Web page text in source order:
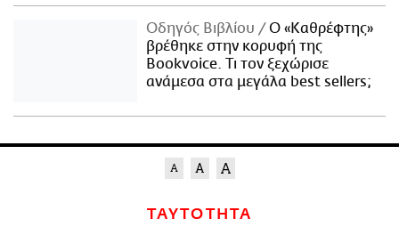
Οδηγός Βιβλίου
Ο «Καθρέφτης»
βρέθηκε στην κορυφή της
Bookvoice. Τι τον ξεχώρισε
ανάμεσα στα μεγάλα best sellers;
ΤΑΥΤΟΤΗΤΑ